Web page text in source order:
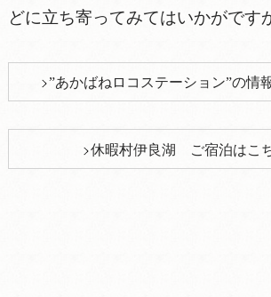
どに立ち寄ってみてはいかがです
”あかばねロコステーション”の情
休暇村伊良湖 ご宿泊はこ